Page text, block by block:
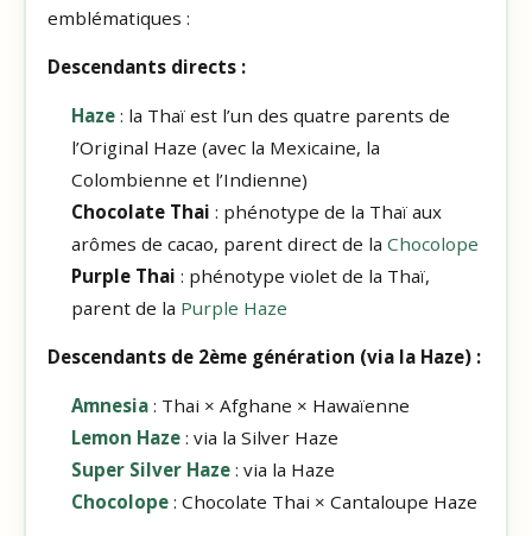
emblématiques :
Descendants directs :
Haze: la Thaï est l’un des quatre parents de
l’Original Haze (avec la Mexicaine, la
Colombienne et l’Indienne)
Chocolate Thai : phénotype de la Thaï aux
arômes de cacao, parent direct de la Chocolope
Purple Thai : phénotype violet de la Thaï,
parent de la Purple Haze
Descendants de 2ème génération (via la Haze) :
Amnesia: Thai × Afghane × Hawaïenne
Lemon Haze: via la Silver Haze
Super Silver Haze: via la Haze
Chocolope: Chocolate Thai × Cantaloupe Haze